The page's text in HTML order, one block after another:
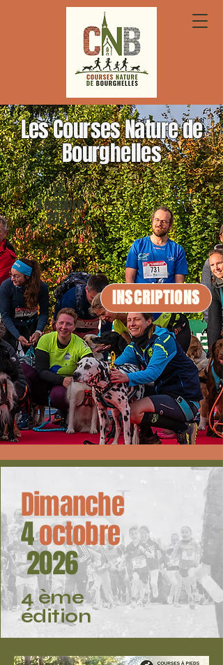
Les Courses Nature de
Bourghelles
Le
4 octobre
2026
INSCRIPTIONS
Dimanche
4octobre
2026
4 ème
édition